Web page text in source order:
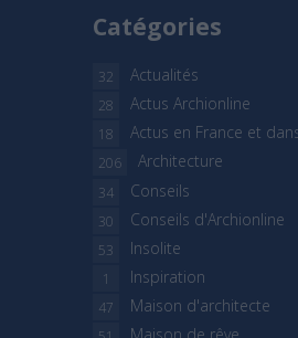
Catégories
Actualités
32
Actus Archionline
28
Actus en France et
18
Architecture
206
Conseils
34
Conseils d'Archionline
30
Insolite
53
Inspiration
1
Maison d'architecte
47